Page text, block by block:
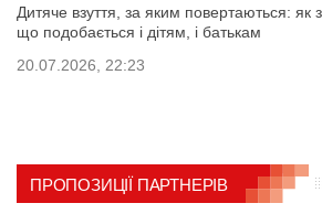
Дитяче взуття, за яким повертаються: як
що подобається і дітям, і батькам
20.07.2026, 22:23
ПРОПОЗИЦІЇ ПАРТНЕРІВ